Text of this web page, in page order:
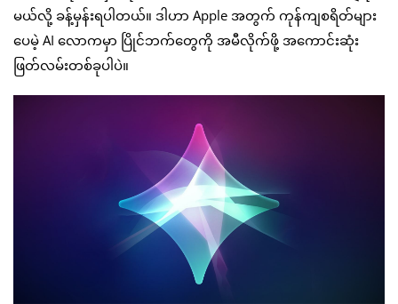
မယ်လို့ ခန့်မှန်းရပါတယ်။ ဒါဟာ Apple အတွက် ကုန်ကျစရိတ်များ
ပေမဲ့ AI လောကမှာ ပြိုင်ဘက်တွေကို အမီလိုက်ဖို့ အကောင်းဆုံး
ဖြတ်လမ်းတစ်ခုပါပဲ။